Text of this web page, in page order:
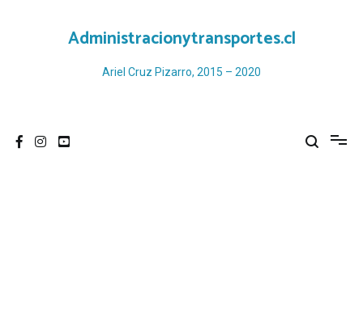
Administracionytransportes.cl
Ariel Cruz Pizarro, 2015 – 2020